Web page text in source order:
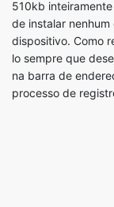
na barra de
processo de